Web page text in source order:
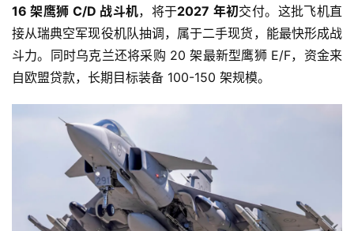
16 架鹰狮 C/D 战斗机，将于2027 年初交付。这批飞机直
接从瑞典空军现役机队抽调，属于二手现货，能最快形成战
斗力。同时乌克兰还将采购 20 架最新型鹰狮 E/F，资金来
自欧盟贷款，长期目标装备 100-150 架规模。